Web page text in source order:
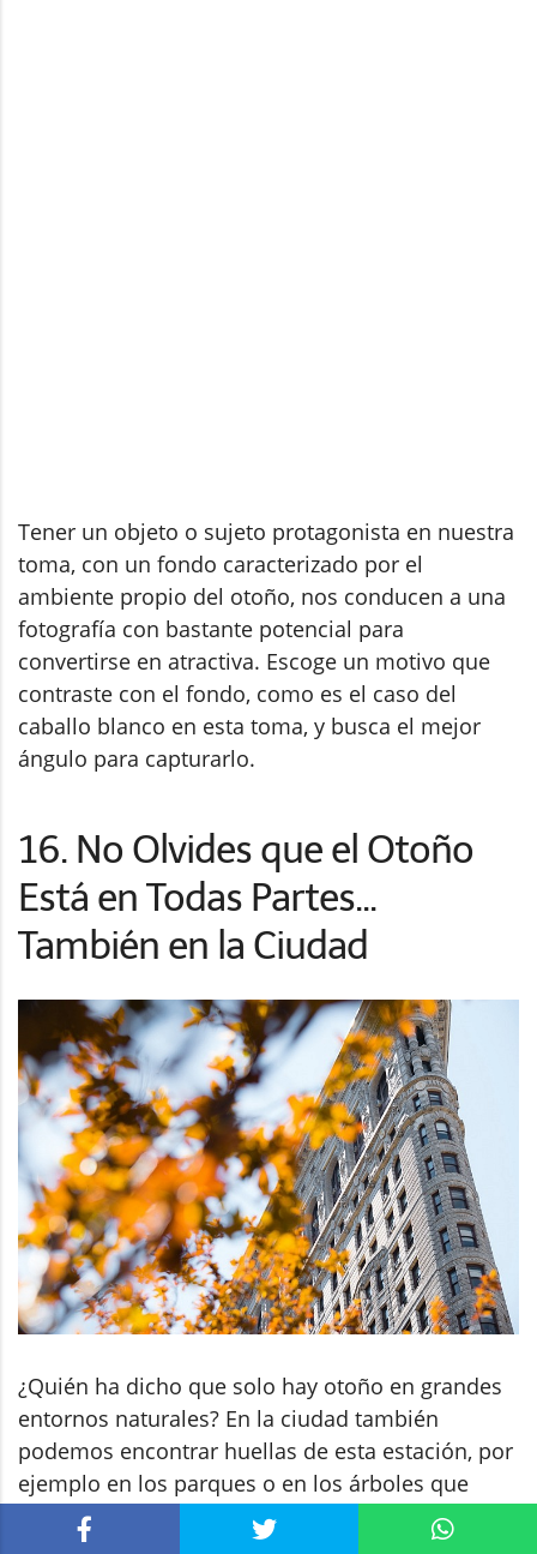
Tener un objeto o sujeto protagonista en nuestra
toma, con un fondo caracterizado por el
ambiente propio del otoño, nos conducen a una
fotografía con bastante potencial para
convertirse en atractiva. Escoge un motivo que
ángulo para capturarlo.
16. No Olvides que el Otoño
Está en Todas Partes...
También en la Ciudad
¿Quién ha dicho que solo hay otoño en grandes
entornos naturales? En la ciudad también
podemos encontrar huellas de esta estación, por